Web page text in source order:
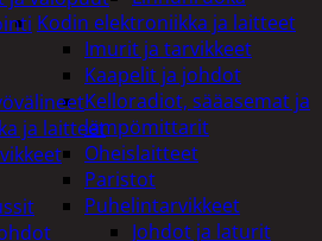
Kodin elektroniikka ja laitteet
Imurit ja tarvikkeet
Kaapelit ja johdot
Kelloradiot, sääasemat ja
lämpömittarit
Oheislaitteet
Paristot
Puhelintarvikkeet
Johdot ja laturit
ja laitteet